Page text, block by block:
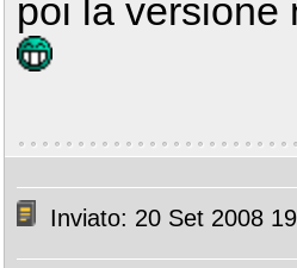
poi la versione
Inviato: 20 Set 2008